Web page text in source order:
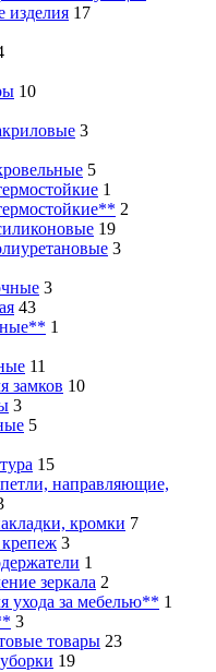
изделия 17
10
3
5
1
2
19
3
3
43
1
11
замков 10
3
5
15
направляющие,
кромки 7
3
1
зеркала 2
ухода за мебелью** 1
3
товары 23
19